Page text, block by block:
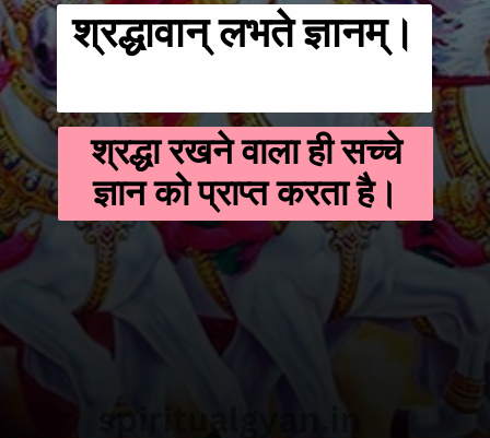
श्रद्धावान् लभते ज्ञानम्।
श्रद्धा रखने वाला ही सच्चे
ज्ञान को प्राप्त करता है।